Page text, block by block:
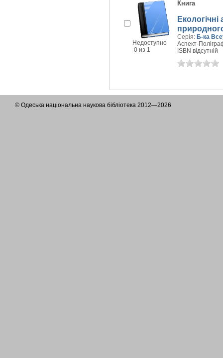
Недоступно
0 из 1
Книга
Серія: Б-ка
Аспект-
ISBN відсутній
© Одеська національна наукова бібліотека 2012—2026